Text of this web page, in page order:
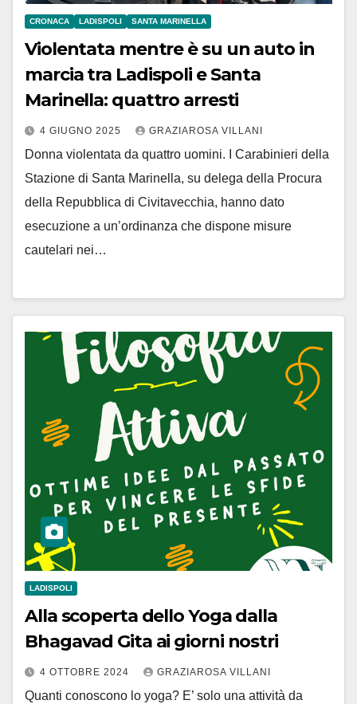
CRONACA LADISPOLI SANTA MARINELLA
Violentata mentre è su un auto in
marcia tra Ladispoli e Santa
Marinella: quattro arresti
4 GIUGNO 2025 GRAZIAROSA VILLANI
Donna violentata da quattro uomini. I Carabinieri della
Stazione di Santa Marinella, su delega della Procura
della Repubblica di Civitavecchia, hanno dato
esecuzione a un’ordinanza che dispone misure
cautelari nei…
LADISPOLI
Alla scoperta dello Yoga dalla
Bhagavad Gita ai giorni nostri
4 OTTOBRE 2024 GRAZIAROSA VILLANI
Quanti conoscono lo yoga? E’ solo una attività da